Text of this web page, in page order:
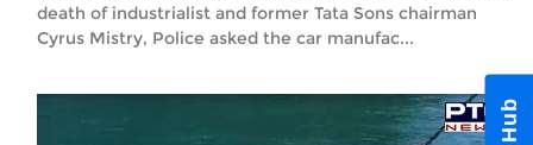
death of industrialist and former Tata Sons chairman
Cyrus Mistry, Police asked the car manufac...